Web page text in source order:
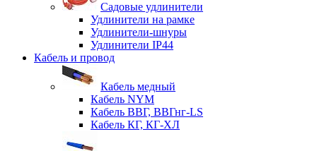
Садовые удлинители
Удлинители на рамке
Удлинители-шнуры
Удлинители IP44
Кабель и провод
Кабель медный
Кабель NYM
Кабель ВВГ, ВВГнг-LS
Кабель КГ, КГ-ХЛ